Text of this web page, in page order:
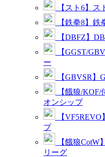
【スト6】ス
【鉄拳8】鉄
【DBFZ】
【GGST/
ー
【GBVSR】
【餓狼/
オンシップ
【
プ
【餓狼CotW
リーグ